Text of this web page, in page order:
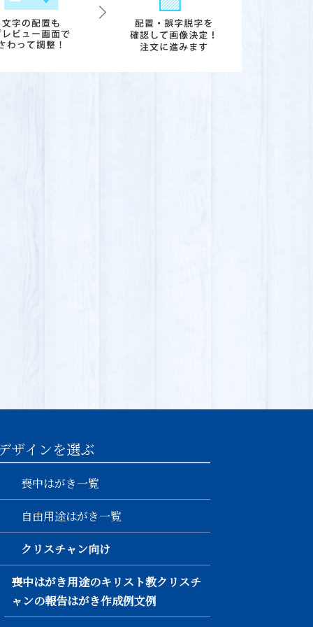
ザインを選ぶ
喪中はがき一覧
自由用途はがき一覧
クリスチャン向け
喪中はがき用途のキリスト教クリスチ
ャンの報告はがき作成例文例